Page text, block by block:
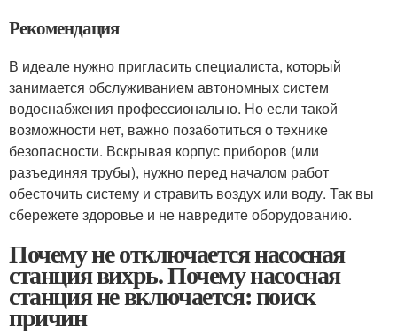
Рекомендация
В идеале нужно пригласить специалиста, который
занимается обслуживанием автономных систем
водоснабжения профессионально. Но если такой
возможности нет, важно позаботиться о технике
безопасности. Вскрывая корпус приборов (или
разъединяя трубы), нужно перед началом работ
обесточить систему и стравить воздух или воду. Так вы
сбережете здоровье и не навредите оборудованию.
Почему не отключается насосная
станция вихрь. Почему насосная
станция не включается: поиск
причин